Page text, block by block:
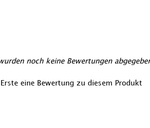
noch keine Bewertungen
eine Bewertung zu diesem Produkt